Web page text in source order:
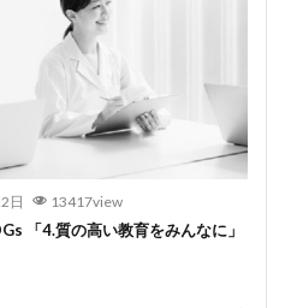
日 13417view
「4.質の高い教育をみんなに」